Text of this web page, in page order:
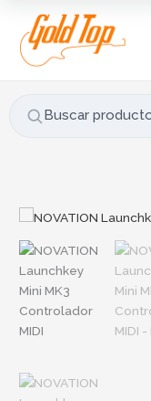
contenido
Buscar
u
s
r
NOVATION
Mini
MK3
Controlador
MIDI
cantidad